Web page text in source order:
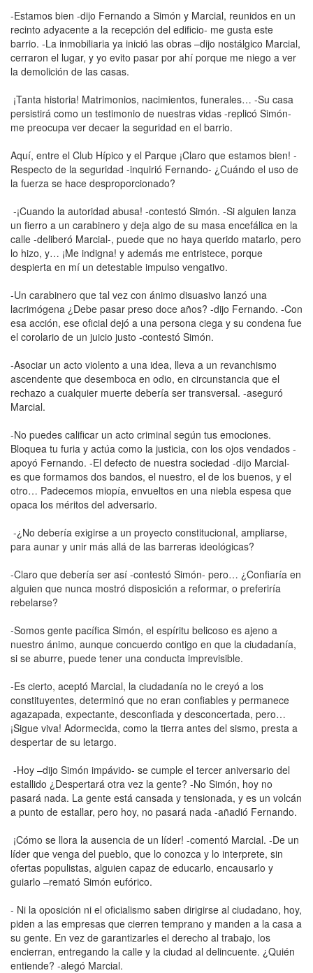
-Estamos bien -dijo Fernando a Simón y Marcial, reunidos en un
recinto adyacente a la recepción del edificio- me gusta este
barrio. -La inmobiliaria ya inició las obras –dijo nostálgico Marcial,
cerraron el lugar, y yo evito pasar por ahí porque me niego a ver
la demolición de las casas.
¡Tanta historia! Matrimonios, nacimientos, funerales… -Su casa
persistirá como un testimonio de nuestras vidas -replicó Simón-
me preocupa ver decaer la seguridad en el barrio.
Aquí, entre el Club Hípico y el Parque ¡Claro que estamos bien! -
Respecto de la seguridad -inquirió Fernando- ¿Cuándo el uso de
la fuerza se hace desproporcionado?
-¡Cuando la autoridad abusa! -contestó Simón. -Si alguien lanza
un fierro a un carabinero y deja algo de su masa encefálica en la
calle -deliberó Marcial-, puede que no haya querido matarlo, pero
lo hizo, y… ¡Me indigna! y además me entristece, porque
despierta en mí un detestable impulso vengativo.
-Un carabinero que tal vez con ánimo disuasivo lanzó una
lacrimógena ¿Debe pasar preso doce años? -dijo Fernando. -Con
esa acción, ese oficial dejó a una persona ciega y su condena fue
el corolario de un juicio justo -contestó Simón.
-Asociar un acto violento a una idea, lleva a un revanchismo
ascendente que desemboca en odio, en circunstancia que el
rechazo a cualquier muerte debería ser transversal. -aseguró
Marcial.
-No puedes calificar un acto criminal según tus emociones.
Bloquea tu furia y actúa como la justicia, con los ojos vendados -
apoyó Fernando. -El defecto de nuestra sociedad -dijo Marcial-
es que formamos dos bandos, el nuestro, el de los buenos, y el
otro… Padecemos miopía, envueltos en una niebla espesa que
opaca los méritos del adversario.
-¿No debería exigirse a un proyecto constitucional, ampliarse,
para aunar y unir más allá de las barreras ideológicas?
-Claro que debería ser así -contestó Simón- pero… ¿Confiaría en
alguien que nunca mostró disposición a reformar, o preferiría
rebelarse?
-Somos gente pacífica Simón, el espíritu belicoso es ajeno a
nuestro ánimo, aunque concuerdo contigo en que la ciudadanía,
si se aburre, puede tener una conducta imprevisible.
-Es cierto, aceptó Marcial, la ciudadanía no le creyó a los
constituyentes, determinó que no eran confiables y permanece
agazapada, expectante, desconfiada y desconcertada, pero…
¡Sigue viva! Adormecida, como la tierra antes del sismo, presta a
despertar de su letargo.
-Hoy –dijo Simón impávido- se cumple el tercer aniversario del
estallido ¿Despertará otra vez la gente? -No Simón, hoy no
pasará nada. La gente está cansada y tensionada, y es un volcán
a punto de estallar, pero hoy, no pasará nada -añadió Fernando.
¡Cómo se llora la ausencia de un líder! -comentó Marcial. -De un
líder que venga del pueblo, que lo conozca y lo interprete, sin
ofertas populistas, alguien capaz de educarlo, encausarlo y
guiarlo –remató Simón eufórico.
- Ni la oposición ni el oficialismo saben dirigirse al ciudadano, hoy,
piden a las empresas que cierren temprano y manden a la casa a
su gente. En vez de garantizarles el derecho al trabajo, los
encierran, entregando la calle y la ciudad al delincuente. ¿Quién
entiende? -alegó Marcial.